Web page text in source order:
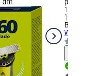
dm
prodejnu
1 499,00 Kč
1 ks (1
Braun
Wet&Dry